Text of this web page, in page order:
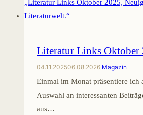
Literatur Links Oktober
04.11.202506.08.2026 Magazin
Einmal im Monat präsentiere ich
Auswahl an interessanten
aus…